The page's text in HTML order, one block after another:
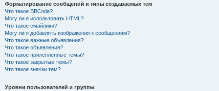
Форматирование сообщений и типы создаваемых тем
Что такое BBCode?
Могу ли я использовать HTML?
Что такое смайлики?
Могу ли я добавлять изображения к сообщениям?
Что такое важные объявления?
Что такое объявления?
Что такое прилепленные темы?
Что такое закрытые темы?
Что такое значки тем?
Уровни пользователей и группы